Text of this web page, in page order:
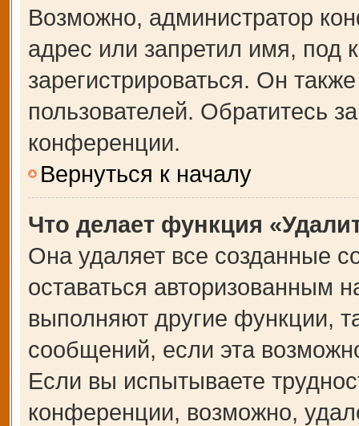
Возможно, администратор
адрес или запретил имя, под
зарегистрироваться. Он
пользователей. Обратитесь
конференции.
Вернуться к началу
Что делает функция
Она удаляет все созданные
оставаться авторизованным
выполняют другие функции,
сообщений, если эта
Если вы испытываете
конференции, возможно,